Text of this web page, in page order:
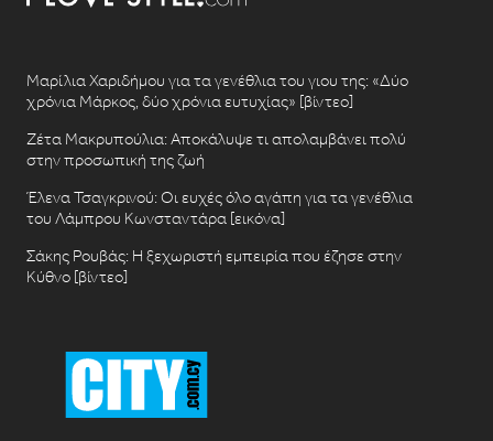
Μαρίλια Χαριδήμου για τα γενέθλια του γιου της: «Δύο
χρόνια Μάρκος, δύο χρόνια ευτυχίας» [βίντεο]
Ζέτα Μακρυπούλια: Αποκάλυψε τι απολαμβάνει πολύ
στην προσωπική της ζωή
Έλενα Τσαγκρινού: Οι ευχές όλο αγάπη για τα γενέθλια
του Λάμπρου Κωνσταντάρα [εικόνα]
Σάκης Ρουβάς: Η ξεχωριστή εμπειρία που έζησε στην
Κύθνο [βίντεο]